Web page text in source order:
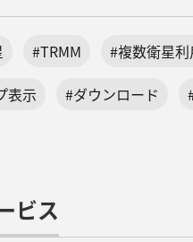
#TRMM #複数衛星利
表示 #ダウンロード
ビス